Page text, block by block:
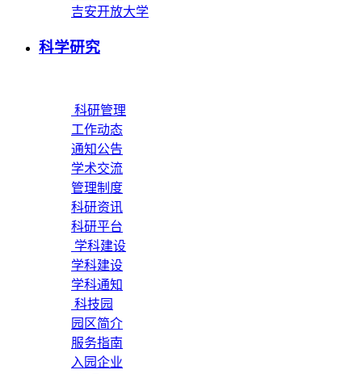
吉安开放大学
科学研究
科研管理
工作动态
通知公告
学术交流
管理制度
科研资讯
科研平台
学科建设
学科建设
学科通知
科技园
园区简介
服务指南
入园企业